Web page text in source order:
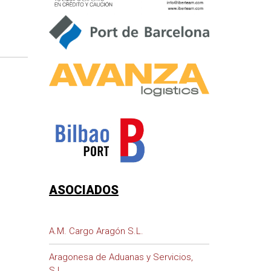
ASOCIADOS
A.M. Cargo Aragón S.L.
Aragonesa de Aduanas y Servicios,